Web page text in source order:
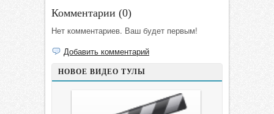
Комментарии (0)
Нет комментариев. Ваш будет первым!
Добавить комментарий
НОВОЕ ВИДЕО ТУЛЫ